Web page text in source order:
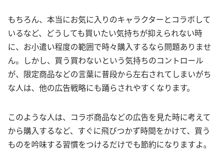
もちろん、本当にお気に入りのキャラクターとコラボして
いるなど、どうしても買いたい気持ちが抑えられない時
に、お小遣い程度の範囲で時々購入するなら問題ありませ
ん。しかし、買う買わないという気持ちのコントロール
が、限定商品などの言葉に普段から左右されてしまいがち
な人は、他の広告戦略にも踊らされやすくなります。
このような人は、コラボ商品などの広告を見た時に考えて
から購入するなど、すぐに飛びつかず時間をかけて、買う
ものを吟味する習慣をつけるだけでも節約になりますよ。